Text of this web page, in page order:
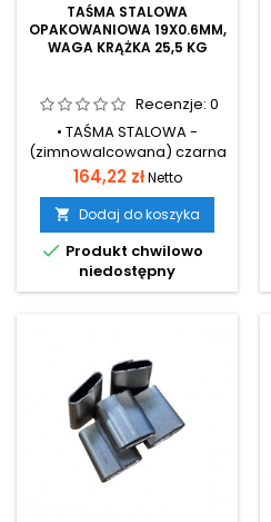
TAŚMA STALOWA
OPAKOWANIOWA 19X0.6MM,
WAGA KRĄŻKA 25,5 KG
Recenzje: 0
• TAŚMA STALOWA -
(zimnowalcowana) czarna
• Opakowaniowa gatunek
St2SX • Szerokość od 16 do
32 mm • Przeznaczona do
pakowania ciężkich
wyrobów ceramicznych,
budowlanych, odlewów •
Istnieje możliwość
wewnętrzna szpuli 350 mm
Cena
164,22 zł Netto
 Dodaj do koszyka
 Produkt chwilowo
niedostępny